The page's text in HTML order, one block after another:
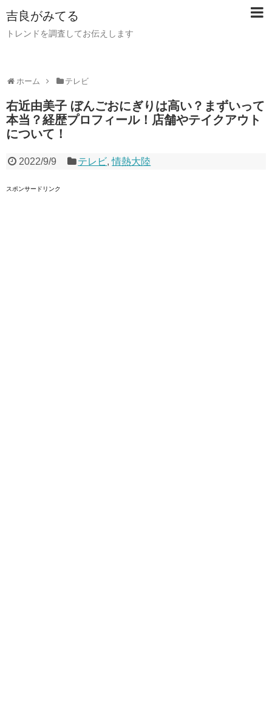
吉良がみてる
トレンドを調査してお伝えします
ホーム テレビ
右近由美子 ぼんごおにぎりは高い？まずいって
本当？経歴プロフィール！店舗やテイクアウト
について！
2022/9/9 テレビ,情熱大陸
スポンサードリンク